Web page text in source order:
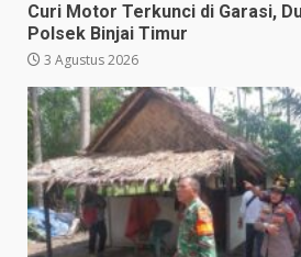
Curi Motor Terkunci di Garasi,
Polsek Binjai Timur
3 Agustus 2026